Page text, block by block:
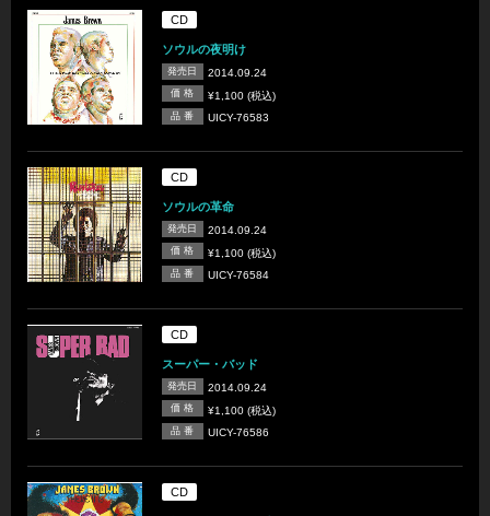
CD
ソウルの夜明け
発売日 2014.09.24
価 格 ¥1,100 (税込)
品 番 UICY-76583
CD
ソウルの革命
発売日 2014.09.24
価 格 ¥1,100 (税込)
品 番 UICY-76584
CD
スーパー・バッド
発売日 2014.09.24
価 格 ¥1,100 (税込)
品 番 UICY-76586
CD